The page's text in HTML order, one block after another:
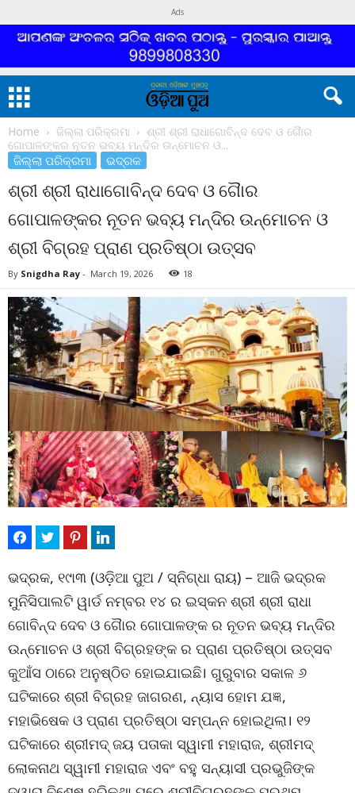
Ads
Home ଜିଲ୍ଲା ପରିକ୍ରମା
ଶ୍ରୀ ଶ୍ରୀ ରାଧାଗୋବିନ୍ଦ ଦେବ ଓ ଗୈାର
ଗୋପାଳଙ୍କର ନୂତନ ଭବ୍ୟ ମନ୍ଦିର ଉନ୍ମୋଚନ ଓ...
ଜିଲ୍ଲା ପରିକ୍ରମା ଭଦ୍ରକ
ଶ୍ରୀ ଶ୍ରୀ ରାଧାଗୋବିନ୍ଦ ଦେବ ଓ ଗୈାର
ଗୋପାଳଙ୍କର ନୂତନ ଭବ୍ୟ ମନ୍ଦିର ଉନ୍ମୋଚନ ଓ
ଶ୍ରୀ ବିଗ୍ରହ ପ୍ରାଣ ପ୍ରତିଷ୍ଠା ଉତ୍ସବ
By Snigdha Ray - March 19, 2026 18
ଭଦ୍ରକ, ୧୯ା୩ (ଓଡ଼ିଆ ପୁଅ / ସ୍ନିଗ୍ଧା ରାୟ) – ଆଜି ଭଦ୍ରକ
ମୁନିସିପାଲଟି ୱାର୍ଡ ନମ୍ବର ୧୪ ର ଇସ୍କନ ଶ୍ରୀ ଶ୍ରୀ ରାଧା
ଗୋବିନ୍ଦ ଦେବ ଓ ଗୈାର ଗୋପାଳଙ୍କ ର ନୂତନ ଭବ୍ୟ ମନ୍ଦିର
ଉନ୍ମୋଚନ ଓ ଶ୍ରୀ ବିଗ୍ରହଙ୍କ ର ପ୍ରାଣ ପ୍ରତିଷ୍ଠା ଉତ୍ସବ
କୁଆଁସ ଠାରେ ଅନୁଷ୍ଠିତ ହୋଇଯାଇଛି। ଗୁରୁବାର ସକାଳ ୬
ଘଟିକାରେ ଶ୍ରୀ ବିଗ୍ରହ ଜାଗରଣ, ନ୍ୟାସ ହୋମ ଯଜ୍ଞ,
ମହାଭିଷେକ ଓ ପ୍ରାଣ ପ୍ରତିଷ୍ଠା ସମ୍ପନ୍ନ ହୋଇଥିଲା। ୧୨
ଘଟିକାରେ ଶ୍ରୀମଦ୍ ଜୟ ପତାକା ସ୍ୱାମୀ ମହାରାଜ, ଶ୍ରୀମଦ୍
ଲୋକନାଥ ସ୍ୱାମୀ ମହାରାଜ ଏବଂ ବହୁ ସନ୍ୟାସୀ ପ୍ରଭୁଜିଙ୍କ